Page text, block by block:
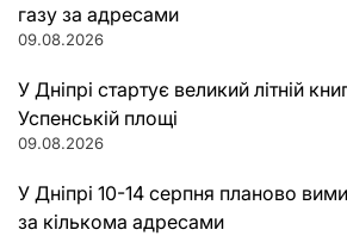
газу за адресами
09.08.2026
У Дніпрі стартує великий літній
Успенській площі
09.08.2026
У Дніпрі 10-14 серпня планово
за кількома адресами